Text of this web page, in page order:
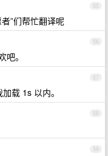
55
”们帮忙翻译呢
56
吧。
57
载 1s 以内。
58
59